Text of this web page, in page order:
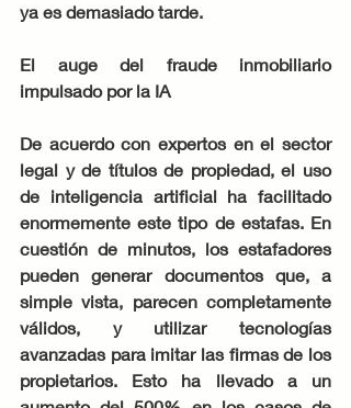
ya es demasiado tarde.
El auge del fraude inmobiliario
impulsado por la IA
De acuerdo con expertos en el sector
legal y de títulos de propiedad, el uso
de inteligencia artificial ha facilitado
enormemente este tipo de estafas. En
cuestión de minutos, los estafadores
pueden generar documentos que, a
simple vista, parecen completamente
válidos, y utilizar tecnologías
avanzadas para imitar las firmas de los
propietarios. Esto ha llevado a un